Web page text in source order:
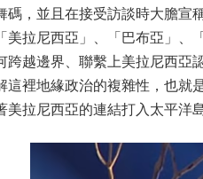
碼，並且在接受訪談時大膽宣
美拉尼西亞」、「巴布亞」、
跨越邊界、聯繫上美拉尼西亞
這裡地緣政治的複雜性，也就
美拉尼西亞的連結打入太平洋